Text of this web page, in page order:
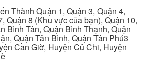
Thành Quận 1, Quận 3, Quận 4,
Quận 8 (Khu vực của bạn), Quận 10,
Bình Tân, Quận Bình Thạnh, Quận
Quận Tân Bình, Quận Tân Phú3
Cần Giờ, Huyện Củ Chi, Huyện